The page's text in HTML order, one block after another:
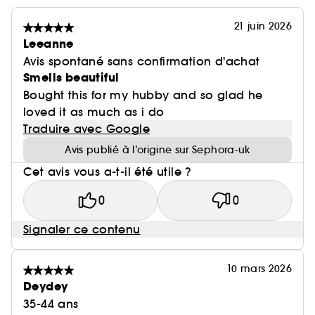
21 juin 2026
Leeanne
Avis spontané sans confirmation d'achat
Smells beautiful
Bought this for my hubby and so glad he
loved it as much as i do
Traduire avec Google
Avis publié à l’origine sur Sephora-uk
Cet avis vous a-t-il été utile ?
0 0
Signaler ce contenu
10 mars 2026
Deydey
35-44 ans